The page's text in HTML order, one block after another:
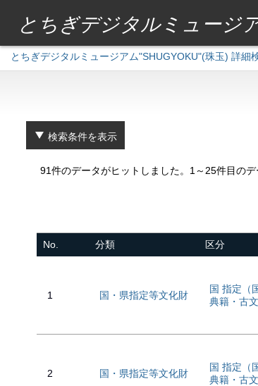
とちぎデジタルミュージ
とちぎデジタルミュージアム"SHUGYOKU"(珠玉) 詳細
検索条件を表示
91件のデータがヒットしました。1～25件目のデ
No. 分類 区分
1 国・県指定等文化財
国 指定（
典籍・古
2 国・県指定等文化財
国 指定（
典籍・古